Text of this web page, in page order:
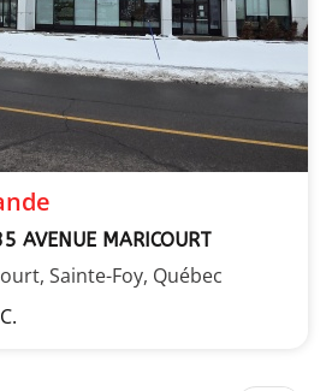
AVENUE MARICOURT
Sainte-Foy, Québec